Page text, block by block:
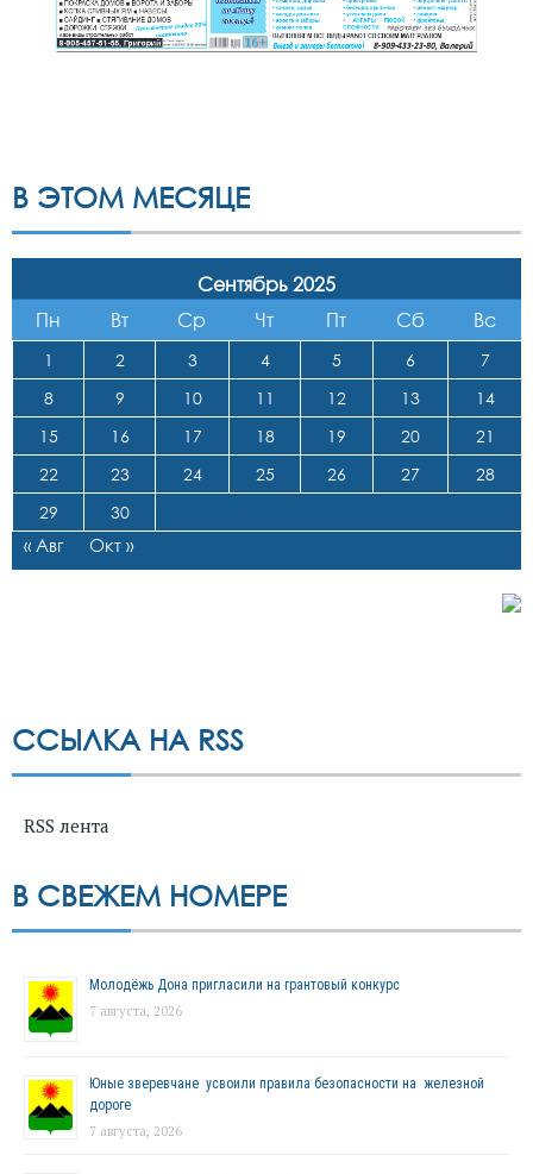
В ЭТОМ МЕСЯЦЕ
Сентябрь 2025
Пн
Вт Ср Чт Пт Сб Вс
1 2 3 4 5 6
7
8
9 10 11 12 13
14
15
16 17 18 19 20
21
22
23 24 25 26 27
28
29
30
« Авг Окт »
ССЫЛКА НА RSS
RSS лента
В СВЕЖЕМ НОМЕРЕ
Молодёжь Дона пригласили на грантовый конкурс
7 августа, 2026
Юные зверевчане усвоили правила безопасности на железной
дороге
7 августа, 2026